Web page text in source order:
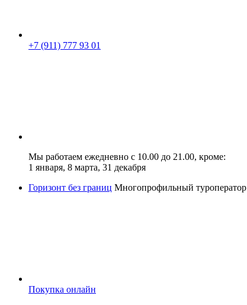
+7 (911) 777 93 01
Мы работаем ежедневно с 10.00 до 21.00, кроме:
1 января, 8 марта, 31 декабря
Горизонт без границ Многопрофильный туроператор
Покупка онлайн